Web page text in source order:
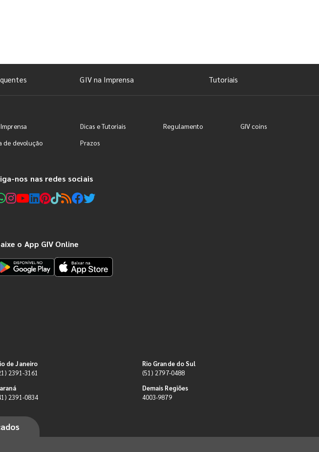
GIV na Imprensa Tutoriais
Dicas e Tutoriais Regulamento
GIV coins
de devolução Prazos
nos nas redes sociais
o App GIV Online
de Janeiro
2391-3161
2391-0834
Rio Grande do Sul
(51) 2797-0488
Demais Regiões
4003-9879